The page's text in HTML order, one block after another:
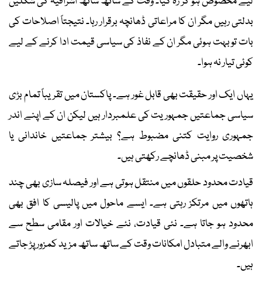
بدلتی رہیں مگر ان کا مراعاتی ڈھانچہ برقرار رہا۔ نتیجتاً اصلاحات کی
بات تو بہت ہوئی مگر ان کے نفاذ کی سیاسی قیمت ادا کرنے کے لیے
کوئی تیار نہ ہوا۔
یہاں ایک اور حقیقت بھی قابل غور ہے۔ پاکستان میں تقریباً تمام بڑی
سیاسی جماعتیں جمہوریت کی علمبردار ہیں لیکن ان کے اپنے اندر
جمہوری روایت کتنی مضبوط ہے؟ بیشتر جماعتیں خاندانی یا
شخصیت پر مبنی ڈھانچے رکھتی ہیں۔
قیادت محدود حلقوں میں منتقل ہوتی ہے اور فیصلہ سازی بھی چند
ہاتھوں میں مرتکز رہتی ہے۔ ایسے ماحول میں پالیسی کا افق بھی
محدود ہو جاتا ہے۔ نئی قیادت، نئے خیالات اور مقامی سطح سے
ابھرنے والے متبادل امکانات وقت کے ساتھ ساتھ مزید کمزور پڑ جاتے
ہیں۔